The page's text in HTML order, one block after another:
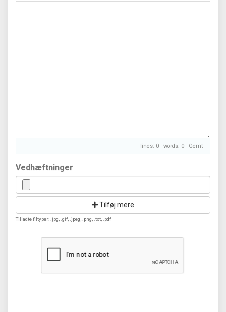
lines: 0 words: 0 Gemt
Vedhæftninger
Tilføj mere
Tilladte filtyper: .jpg, .gif, .jpeg, .png, .txt, .pdf